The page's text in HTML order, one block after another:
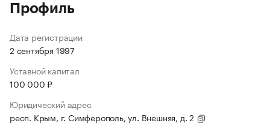
Профиль
Дата регистрации
2 сентября 1997
Уставной капитал
100 000 ₽
Юридический адрес
респ. Крым, г. Симферополь, ул. Внешняя, д. 2